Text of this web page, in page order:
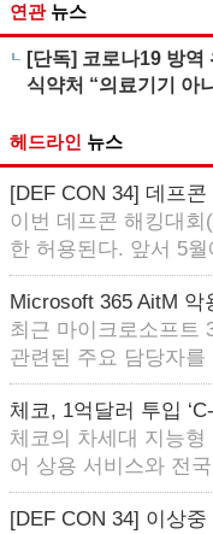
연관 뉴스
[단독] 코로나19 방역
식약처 “의료기기 아
헤드라인 뉴스
[DEF CON 34] 데프
이번 데프콘 해킹대회
한 허용된다. 앞서 5
Microsoft 365 AitM 악
최근 마이크로소프트
관련된 주요 담당자를
체코, 1억달러 투입
체코의 차세대 지능
어 상용 서비스와 전
[DEF CON 34] 이상중